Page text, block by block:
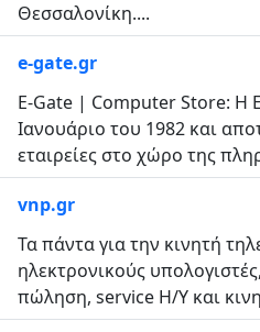
Θεσσαλονίκη....
e-gate.gr
E-Gate | Computer Store: Η
Ιανουάριο του 1982 και
εταιρείες στο χώρο της
vnp.gr
Τα πάντα για την κινητή
ηλεκτρονικούς
πώληση, service H/Y και